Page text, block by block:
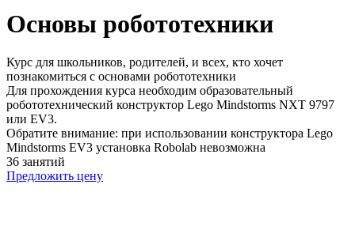
Основы робототехники
Курс для школьников, родителей, и всех, кто хочет
познакомиться с основами робототехники
Для прохождения курса необходим образовательный
робототехнический конструктор Lego Mindstorms NXT 9797
или EV3.
Обратите внимание: при использовании конструктора Lego
Mindstorms EV3 установка Robolab невозможна
36 занятий
Предложить цену